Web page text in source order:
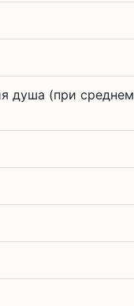
душа (при среднем